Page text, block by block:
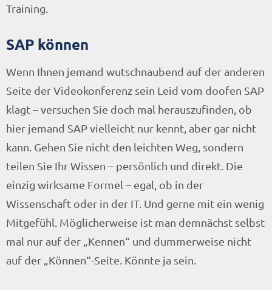
Training.
SAP können
Wenn Ihnen jemand wutschnaubend auf der anderen
Seite der Videokonferenz sein Leid vom doofen SAP
klagt – versuchen Sie doch mal herauszufinden, ob
hier jemand SAP vielleicht nur kennt, aber gar nicht
kann. Gehen Sie nicht den leichten Weg, sondern
teilen Sie Ihr Wissen – persönlich und direkt. Die
einzig wirksame Formel – egal, ob in der
Wissenschaft oder in der IT. Und gerne mit ein wenig
Mitgefühl. Möglicherweise ist man demnächst selbst
mal nur auf der „Kennen“ und dummerweise nicht
auf der „Können“-Seite. Könnte ja sein.